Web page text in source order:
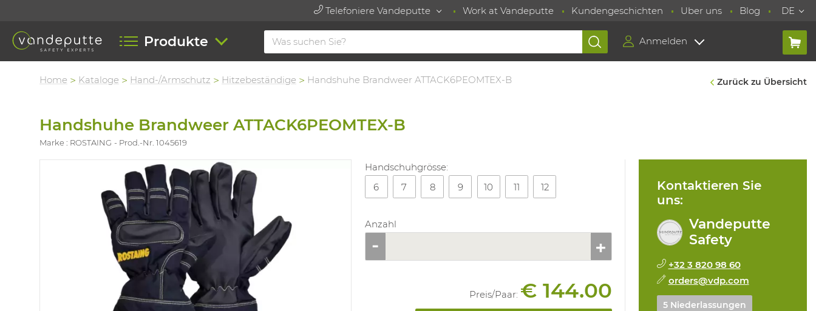
Telefoniere Vandeputte Work at Vandeputte Kundengeschichten Uber uns Blog DE
Produkte Anmelden
Home Kataloge Hand-/Armschutz Hitzebeständige Handshuhe Brandweer ATTACK6PEOMTEX-B Zurück zu Übersicht
Handshuhe Brandweer ATTACK6PEOMTEX-B
Marke : ROSTAING Prod.-Nr. 1045619
Handschuhgrösse:
6
7 8 9 10 11 12
Anzahl
Preis/Paar: € 144.00
Kontaktieren Sie
uns:
Vandeputte
Safety
+32 3 820 98 60
orders@vdp.com
5 Niederlassungen